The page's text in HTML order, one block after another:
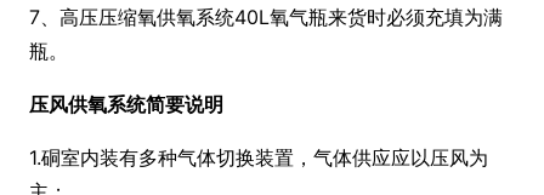
7、高压压缩氧供氧系统40L氧气瓶来货时必须充填为满
瓶。
压风供氧系统简要说明
1.硐室内装有多种气体切换装置，气体供应应以压风为